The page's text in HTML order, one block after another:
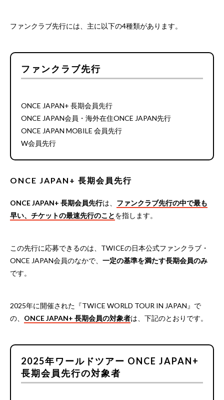
ファンクラブ先行には、主に以下の4種類があります。
ファンクラブ先行
ONCE JAPAN+ 長期会員先行
ONCE JAPAN会員・海外在住ONCE JAPAN先行
ONCE JAPAN MOBILE 会員先行
W会員先行
ONCE JAPAN+ 長期会員先行
ONCE JAPAN+ 長期会員先行は、 ファンクラブ先行の中で最も
早い、チケットの最速先行のことを指します。
この先行に応募できるのは、TWICEの日本公式ファンクラブ・
ONCE JAPAN会員のなかで、 一定の基準を満たす長期会員のみ
です。
2025年に開催された『TWICE WORLD TOUR IN JAPAN』で
の、 ONCE JAPAN+ 長期会員の対象者は、下記のとおりです。
2025年ワールドツアー ONCE JAPAN+
長期会員先行の対象者